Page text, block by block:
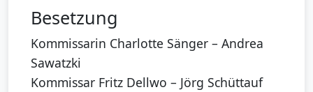
Besetzung
Kommissarin Charlotte Sänger – Andrea
Sawatzki
Kommissar Fritz Dellwo – Jörg Schüttauf